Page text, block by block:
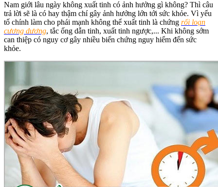
Nam giới lâu ngày không xuất tinh có ảnh hưởng gì không? Thì câu
trả lời sẽ là có hay thậm chí gây ảnh hưởng lớn tới sức khỏe. Vì yếu
tố chính làm cho phái mạnh không thể xuất tinh là chứng rối loạn
cương dương, tắc ống dẫn tinh, xuất tinh ngược,... Khi không sớm
can thiệp có nguy cơ gây nhiều biến chứng nguy hiểm đến sức
khỏe.